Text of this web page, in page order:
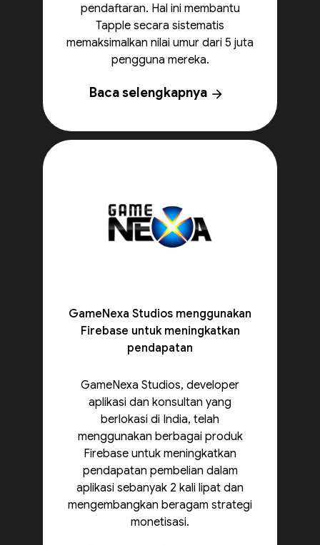
pendaftaran. Hal ini membantu
Tapple secara sistematis
memaksimalkan nilai umur dari 5 juta
pengguna mereka.
Baca selengkapnya arrow_forward
GameNexa Studios menggunakan
Firebase untuk meningkatkan
pendapatan
GameNexa Studios, developer
aplikasi dan konsultan yang
berlokasi di India, telah
menggunakan berbagai produk
Firebase untuk meningkatkan
pendapatan pembelian dalam
aplikasi sebanyak 2 kali lipat dan
mengembangkan beragam strategi
monetisasi.